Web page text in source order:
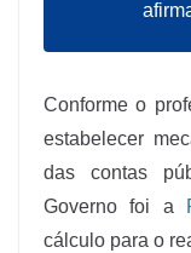
Conforme o
estabelecer
das contas
Governo foi a
cálculo para o